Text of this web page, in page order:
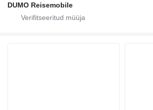
DUMO Reisemobile